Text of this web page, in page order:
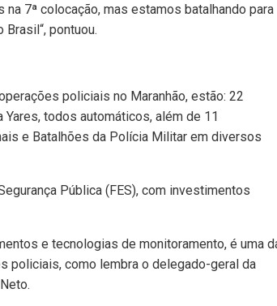
7ª colocação, mas estamos batalhando para
pontuou.
policiais no Maranhão, estão: 22
todos automáticos, além de 11
e Batalhões da Polícia Militar em diversos
Pública (FES), com investimentos
e tecnologias de monitoramento, é uma
policiais, como lembra o delegado-geral da